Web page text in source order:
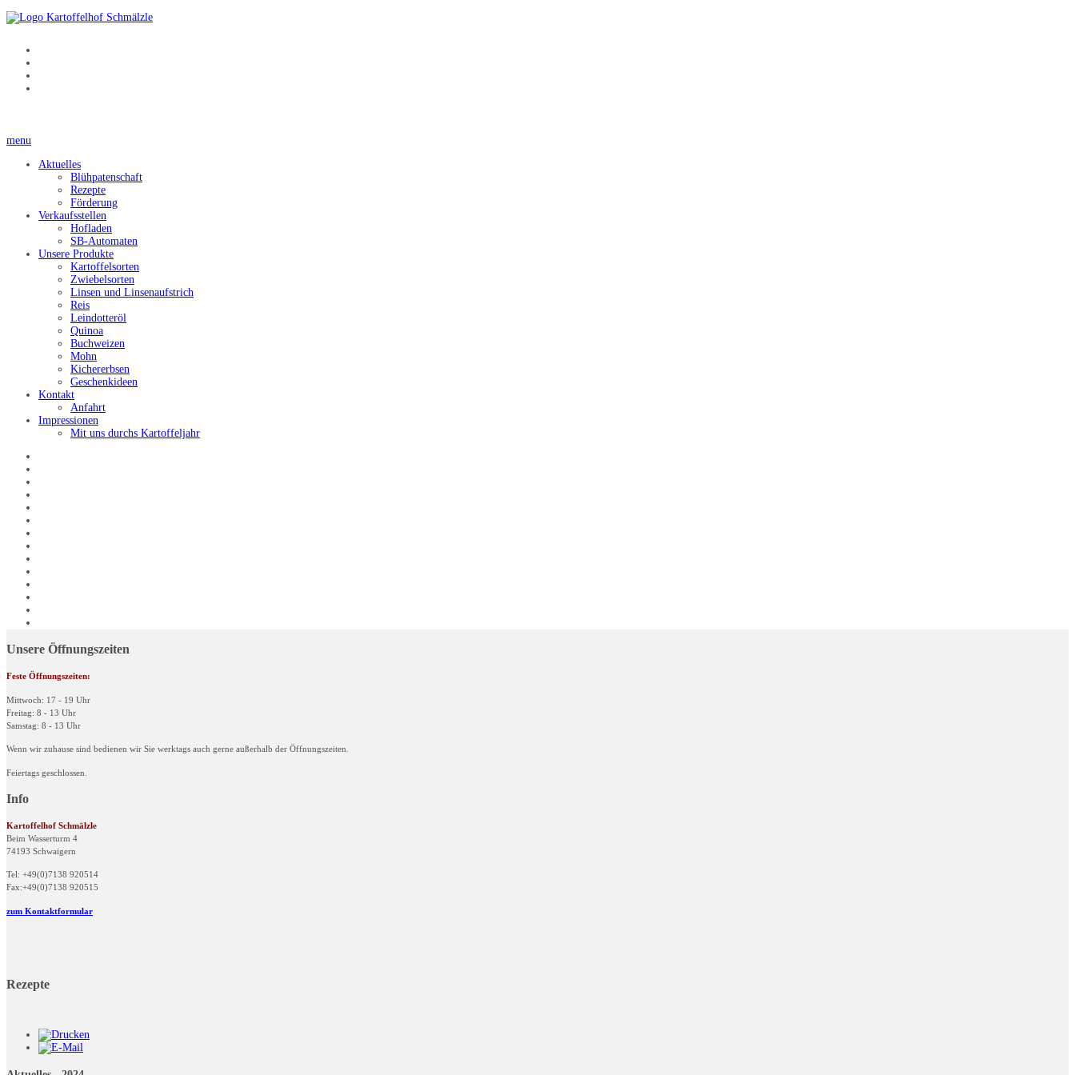
menu
Aktuelles
Blühpatenschaft
Rezepte
Förderung
Verkaufsstellen
Hofladen
SB-Automaten
Unsere Produkte
Kartoffelsorten
Zwiebelsorten
Linsen und Linsenaufstrich
Reis
Leindotteröl
Quinoa
Buchweizen
Mohn
Kichererbsen
Geschenkideen
Kontakt
Anfahrt
Impressionen
Mit uns durchs Kartoffeljahr
Unsere Öffnungszeiten
Feste Öffnungszeiten:
Mittwoch: 17 - 19 Uhr
Freitag: 8 - 13 Uhr
Samstag: 8 - 13 Uhr
Wenn wir zuhause sind bedienen wir Sie werktags auch gerne außerhalb der Öffnungszeiten.
Feiertags geschlossen.
Info
Kartoffelhof Schmälzle
Beim Wasserturm 4
74193 Schwaigern
Tel: +49(0)7138 920514
Fax:+49(0)7138 920515
zum Kontaktformular
Rezepte